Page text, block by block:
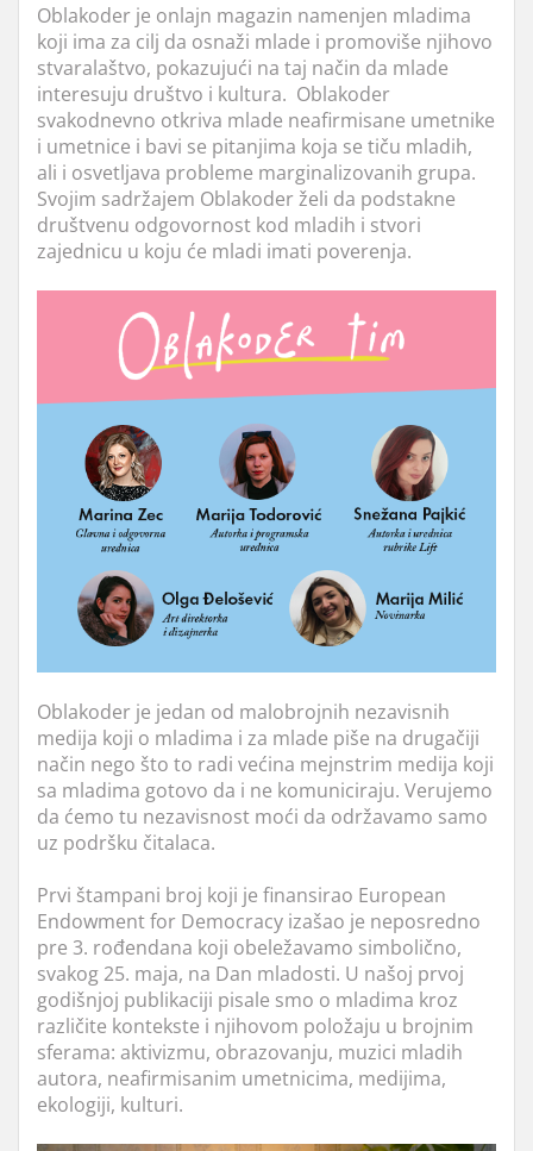
Oblakoder je onlajn magazin namenjen mladima
koji ima za cilj da osnaži mlade i promoviše njihovo
stvaralaštvo, pokazujući na taj način da mlade
interesuju društvo i kultura. Oblakoder
svakodnevno otkriva mlade neafirmisane umetnike
i umetnice i bavi se pitanjima koja se tiču mladih,
ali i osvetljava probleme marginalizovanih grupa.
Svojim sadržajem Oblakoder želi da podstakne
društvenu odgovornost kod mladih i stvori
zajednicu u koju će mladi imati poverenja.
Oblakoder je jedan od malobrojnih nezavisnih
medija koji o mladima i za mlade piše na drugačiji
način nego što to radi većina mejnstrim medija koji
sa mladima gotovo da i ne komuniciraju. Verujemo
da ćemo tu nezavisnost moći da održavamo samo
uz podršku čitalaca.
Prvi štampani broj koji je finansirao European
Endowment for Democracy izašao je neposredno
pre 3. rođendana koji obeležavamo simbolično,
svakog 25. maja, na Dan mladosti. U našoj prvoj
godišnjoj publikaciji pisale smo o mladima kroz
različite kontekste i njihovom položaju u brojnim
sferama: aktivizmu, obrazovanju, muzici mladih
autora, neafirmisanim umetnicima, medijima,
ekologiji, kulturi.